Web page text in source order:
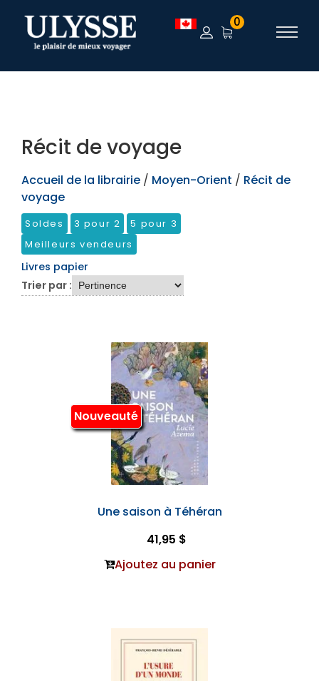
TEST 0
Récit de voyage
Accueil de la librairie / Moyen-Orient / Récit de
voyage
Soldes 3 pour 2
5 pour 3
Meilleurs vendeurs
Livres papier
Trier par :
Nouveauté
Une saison à Téhéran
41,95 $
Ajoutez au panier